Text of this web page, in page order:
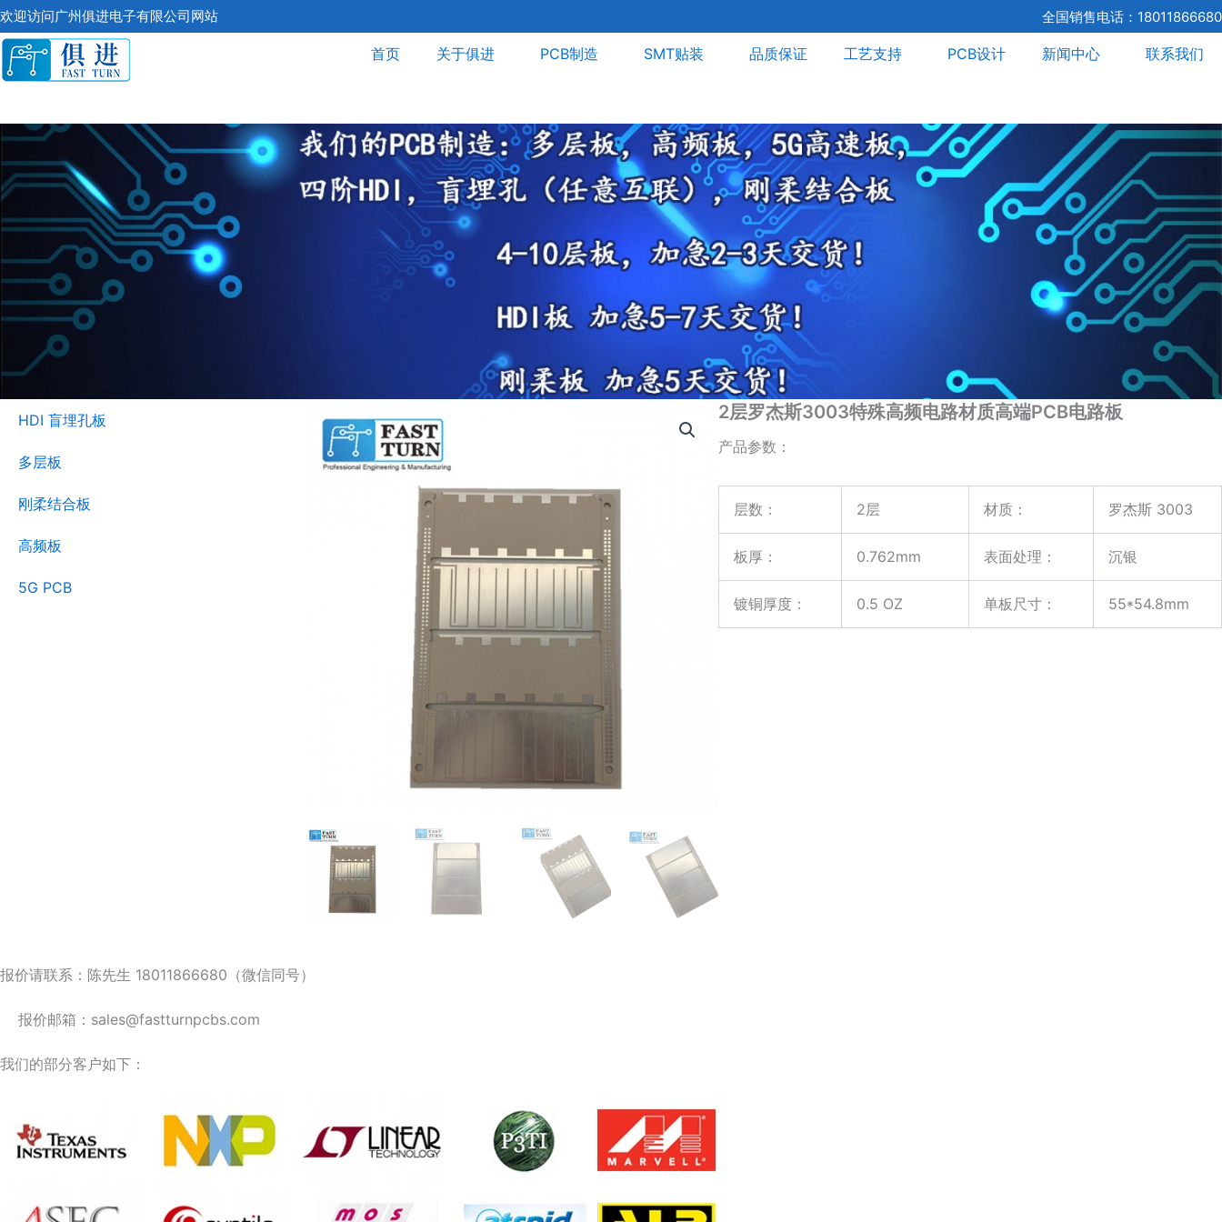
跳
至
内
欢迎访问广州俱进电子有限公司网站 全国销售电话：18011866680
首页 关于俱进 PCB制造 SMT贴装 品质保证 工艺支持 PCB设计 新闻中心 联系我们
HDI 盲埋孔板
多层板
刚柔结合板
高频板
5G PCB
2层罗杰斯3003特殊高频电路材质高端PCB电路板
产品参数：
层数： 2层 材质： 罗杰斯 3003
板厚： 0.762mm 表面处理： 沉银
镀铜厚度： 0.5 OZ 单板尺寸： 55*54.8mm
报价请联系：陈先生 18011866680（微信同号）
报价邮箱：sales@fastturnpcbs.com
我们的部分客户如下：